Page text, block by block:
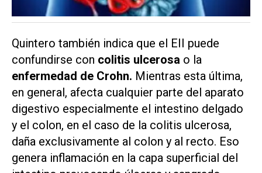
Quintero también indica que el EII puede
confundirse con colitis ulcerosa o la
enfermedad de Crohn. Mientras esta última,
en general, afecta cualquier parte del aparato
digestivo especialmente el intestino delgado
y el colon, en el caso de la colitis ulcerosa,
daña exclusivamente al colon y al recto. Eso
genera inflamación en la capa superficial del